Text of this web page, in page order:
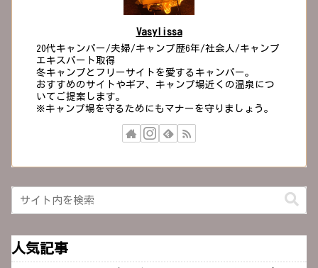
Vasylissa
20代キャンパー/夫婦/キャンプ歴6年/社会人/キャンプ
エキスパート取得
冬キャンプとフリーサイトを愛するキャンパー。
おすすめのサイトやギア、キャンプ場近くの温泉につ
いてご提案します。
※キャンプ場を守るためにもマナーを守りましょう。
人気記事